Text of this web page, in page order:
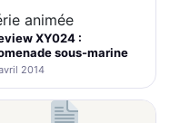
animée
XY024 :
sous-marine
2014